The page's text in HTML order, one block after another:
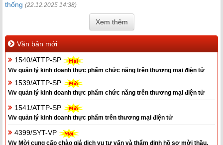
thống (22.12.2025 14:38)
Xem thêm
Văn bản mới
1540/ATTP-SP
V/v quản lý kinh doanh thực phẩm chức năng trên thương mại điện tử
1539/ATTP-SP
V/v quản lý kinh doanh thực phẩm chức năng trên thương mại điện tử
1541/ATTP-SP
V/v quản lý kinh doanh thực phẩm trên thương mại điện tử
4399/SYT-VP
V/v Mời cung cấp chào giá dịch vụ tư vấn và thẩm định hồ sơ mời thầu,